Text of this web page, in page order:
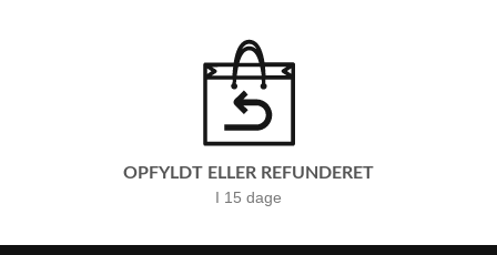
OPFYLDT ELLER REFUNDERET
I 15 dage